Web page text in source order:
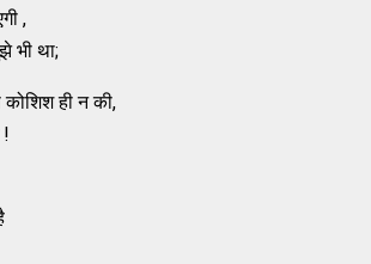
,
भी था;
ही न की,
!